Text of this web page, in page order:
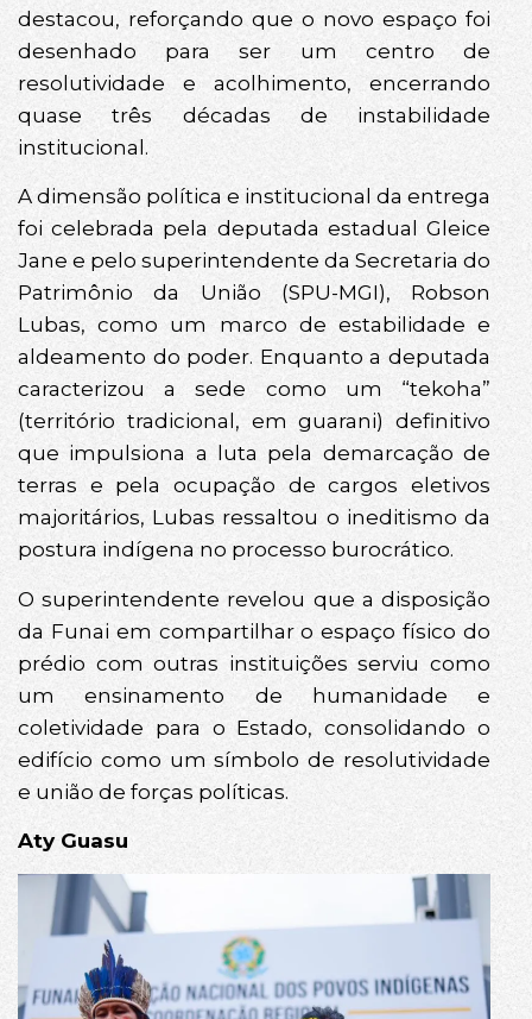
destacou, reforçando que o novo espaço foi
desenhado para ser um centro de
resolutividade e acolhimento, encerrando
quase três décadas de instabilidade
institucional.
A dimensão política e institucional da entrega
foi celebrada pela deputada estadual Gleice
Jane e pelo superintendente da Secretaria do
Patrimônio da União (SPU-MGI), Robson
Lubas, como um marco de estabilidade e
aldeamento do poder. Enquanto a deputada
caracterizou a sede como um “tekoha”
(território tradicional, em guarani) definitivo
que impulsiona a luta pela demarcação de
terras e pela ocupação de cargos eletivos
majoritários, Lubas ressaltou o ineditismo da
postura indígena no processo burocrático.
O superintendente revelou que a disposição
da Funai em compartilhar o espaço físico do
prédio com outras instituições serviu como
um ensinamento de humanidade e
coletividade para o Estado, consolidando o
edifício como um símbolo de resolutividade
e união de forças políticas.
Aty Guasu